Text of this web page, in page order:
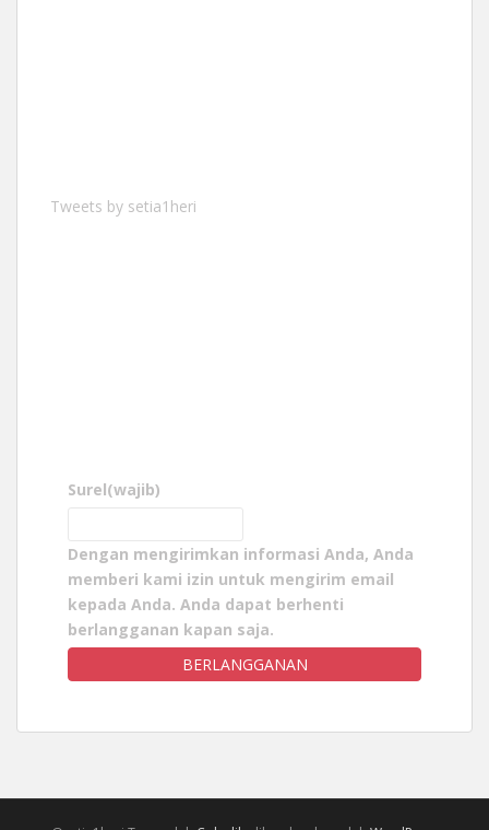
Tweets by setia1heri
Surel(wajib)
Dengan mengirimkan informasi Anda, Anda
memberi kami izin untuk mengirim email
kepada Anda. Anda dapat berhenti
berlangganan kapan saja.
BERLANGGANAN